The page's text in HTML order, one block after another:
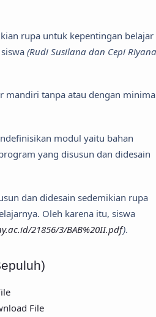
rupa untuk kepentingan belajar
(Rudi Susilana dan Cepi
mandiri tanpa atau dengan
modul yaitu bahan
yang disusun dan didesain
dan didesain sedemikian rupa
Oleh karena itu, siswa
21856/3/BAB%20II.pdf).
File